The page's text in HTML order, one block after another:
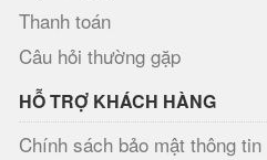
Thanh toán
Câu hỏi thường gặp
HỖ TRỢ KHÁCH HÀNG
Chính sách bảo mật thông tin